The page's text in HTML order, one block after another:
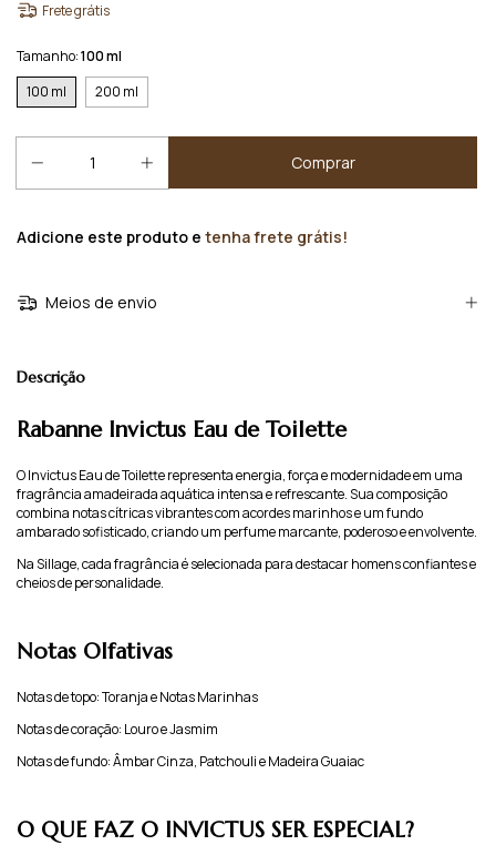
Frete grátis
Tamanho:100 ml
100 ml
200 ml
Adicione este produto e tenha frete grátis!
Meios de envio
Descrição
Rabanne Invictus Eau de Toilette
O Invictus Eau de Toilette representa energia, força e modernidade em uma
fragrância amadeirada aquática intensa e refrescante. Sua composição
combina notas cítricas vibrantes com acordes marinhos e um fundo
ambarado sofisticado, criando um perfume marcante, poderoso e envolvente.
Na Sillage, cada fragrância é selecionada para destacar homens confiantes e
cheios de personalidade.
Notas Olfativas
Notas de topo: Toranja e Notas Marinhas
Notas de coração: Louro e Jasmim
Notas de fundo: Âmbar Cinza, Patchouli e Madeira Guaiac
O QUE FAZ O INVICTUS SER ESPECIAL?